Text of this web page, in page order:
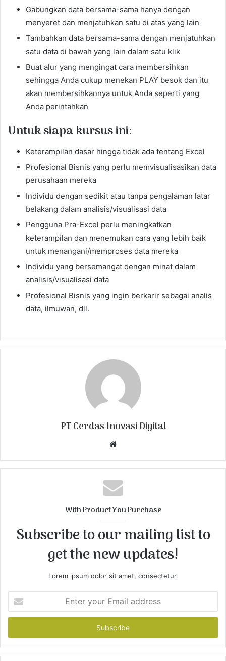
Gabungkan data bersama-sama hanya dengan
menyeret dan menjatuhkan satu di atas yang lain
Tambahkan data bersama-sama dengan menjatuhkan
satu data di bawah yang lain dalam satu klik
Buat alur yang mengingat cara membersihkan
sehingga Anda cukup menekan PLAY besok dan itu
akan membersihkannya untuk Anda seperti yang
Anda perintahkan
Untuk siapa kursus ini:
Keterampilan dasar hingga tidak ada tentang Excel
Profesional Bisnis yang perlu memvisualisasikan data
perusahaan mereka
Individu dengan sedikit atau tanpa pengalaman latar
belakang dalam analisis/visualisasi data
Pengguna Pra-Excel perlu meningkatkan
keterampilan dan menemukan cara yang lebih baik
untuk menangani/memproses data mereka
Individu yang bersemangat dengan minat dalam
analisis/visualisasi data
Profesional Bisnis yang ingin berkarir sebagai analis
data, ilmuwan, dll.
PT Cerdas Inovasi Digital
b
s
i
With Product You Purchase
Subscribe to our mailing list to
get the new updates!
Lorem ipsum dolor sit amet, consectetur.
t
r
y